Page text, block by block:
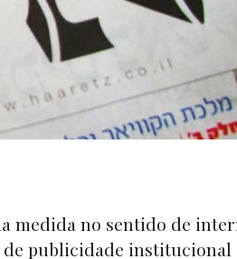
medida no sentido de
de publicidade institucional